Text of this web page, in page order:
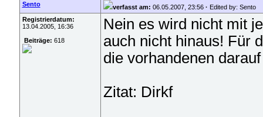
Sento verfasst am: 06.05.2007, 23:56 · Edited by: Sento
Registrierdatum:
13.04.2005, 16:36
Beiträge: 618
Nein es wird nicht mit
auch nicht hinaus! Für
die vorhandenen
Zitat: Dirkf